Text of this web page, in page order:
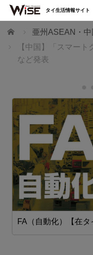
ホーム
亜州ASEAN・中
【中国】「スマー
など発表
FA（自動化）【在タ
タイ生活情報サイト